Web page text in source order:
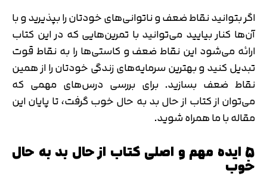
اگر بتوانید نقاط ضعف و ناتوانی‌های خودتان را بپذیرید و با
آن‌ها کنار بیایید می‌توانید با تمرین‌هایی که در این کتاب
ارائه می‌شود این نقاط ضعف و کاستی‌ها را به نقاط قوت
تبدیل کنید و بهترین سرمایه‌های زندگی خودتان را از همین
نقاط ضعف بسازید. برای بررسی درس‌های مهمی که
می‌توان از کتاب از حال بد به حال خوب گرفت، تا پایان این
مقاله با ما همراه شوید.
5 ایده مهم و اصلی کتاب از حال بد به حال
خوب